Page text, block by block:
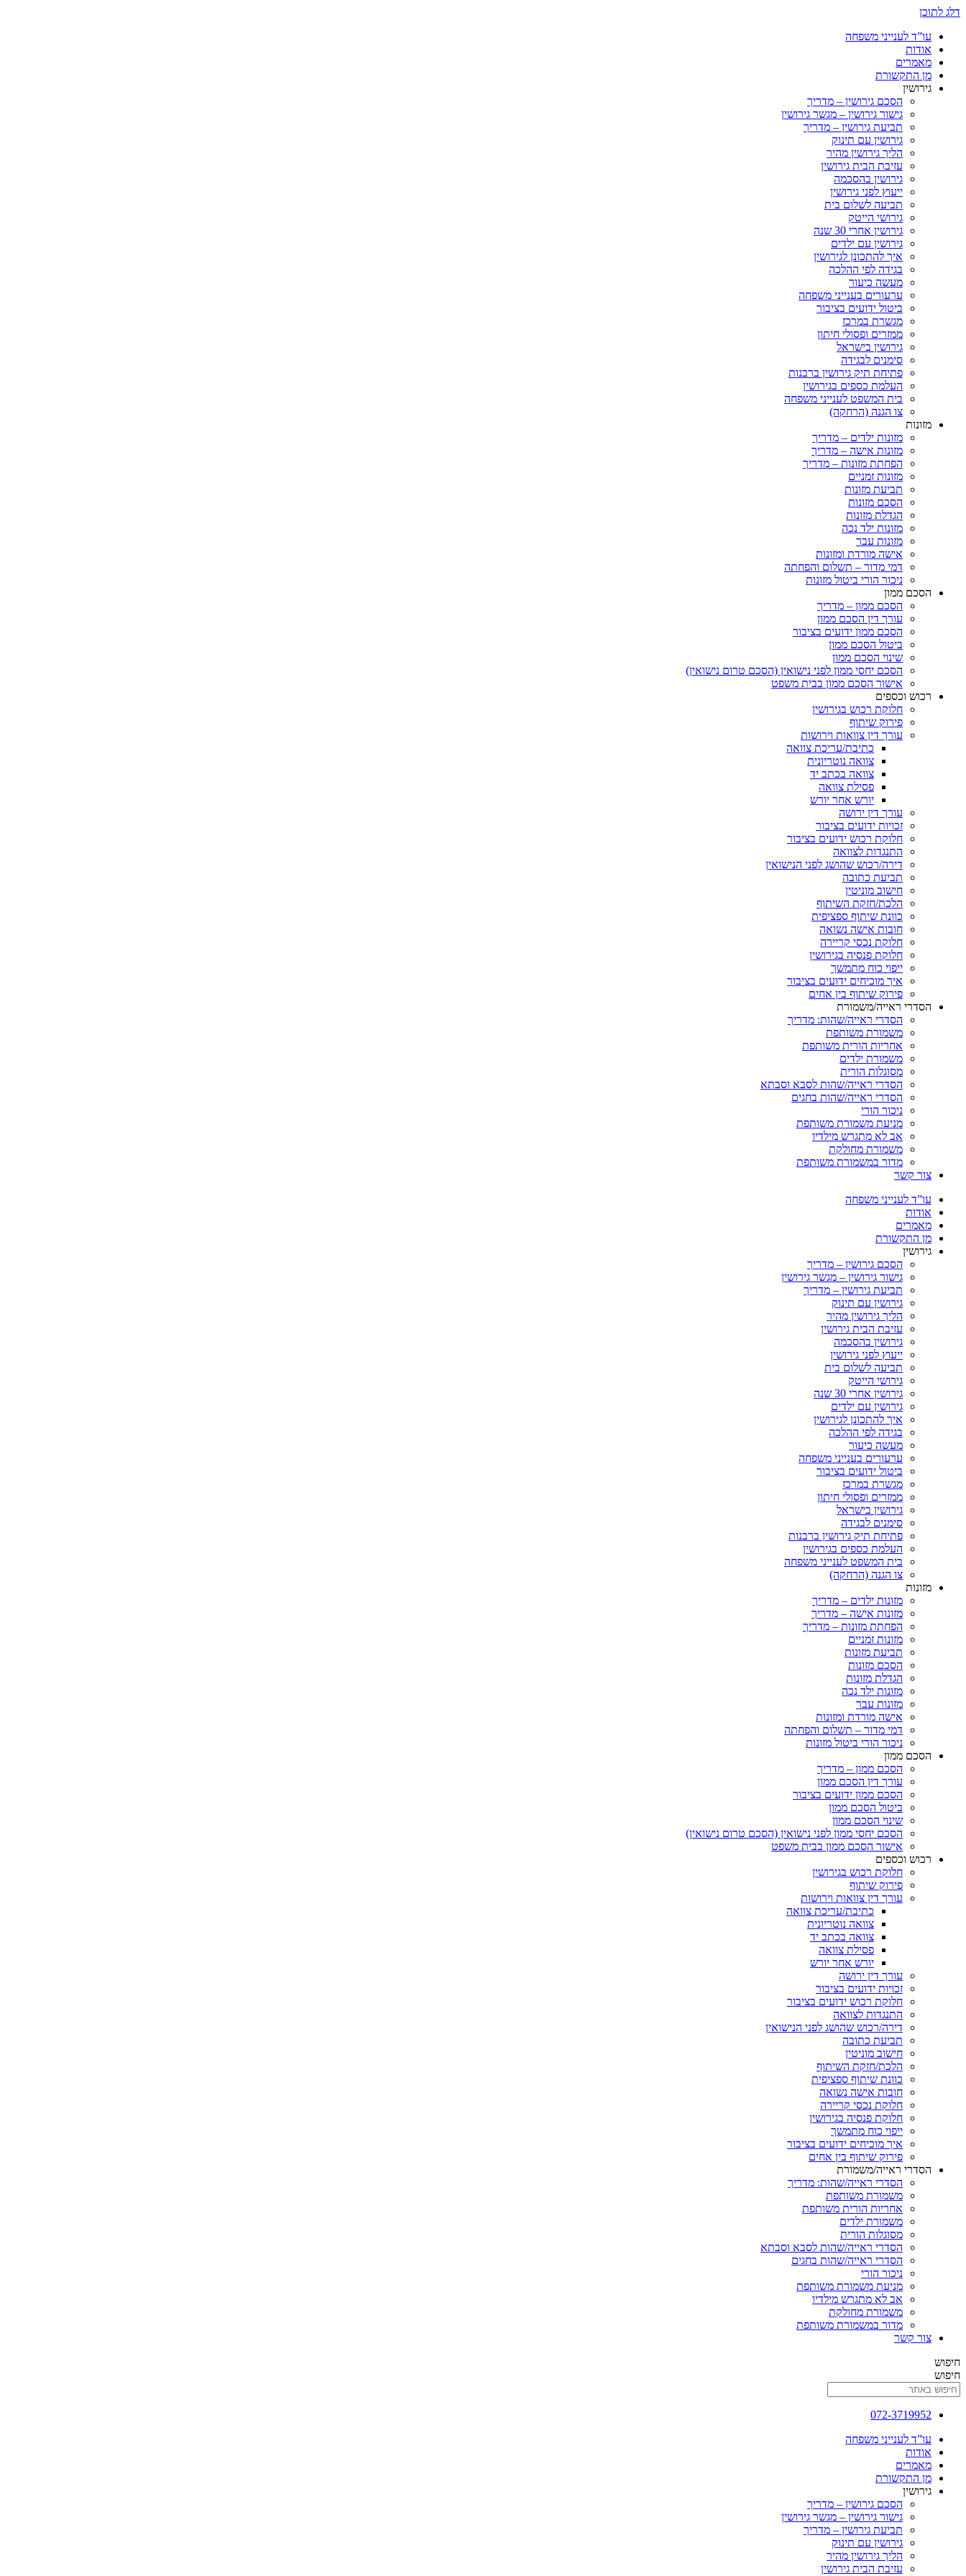
דלג לתוכן
עו”ד לענייני משפחה
אודות
מאמרים
מן התקשורת
גירושין
הסכם גירושין – מדריך
גישור גירושין – מגשר גירושין
תביעת גירושין – מדריך
גירושין עם תינוק
הליך גירושין מהיר
עזיבת הבית גירושין
גירושין בהסכמה
ייעוץ לפני גירושין
תביעה לשלום בית
גירושי הייטק
גירושין אחרי 30 שנה
גירושין עם ילדים
איך להתכונן לגירושין
בגידה לפי ההלכה
מעשה כיעור
ערעורים בענייני משפחה
ביטול ידועים בציבור
מגשרת במרכז
ממזרים ופסולי חיתון
גירושין בישראל
סימנים לבגידה
פתיחת תיק גירושין ברבנות
העלמת כספים בגירושין
בית המשפט לענייני משפחה
צו הגנה (הרחקה)
מזונות
מזונות ילדים – מדריך
מזונות אישה – מדריך
הפחתת מזונות – מדריך
מזונות זמניים
תביעת מזונות
הסכם מזונות
הגדלת מזונות
מזונות ילד נכה
מזונות עבר
אישה מורדת ומזונות
דמי מדור – תשלום והפחתה
ניכור הורי ביטול מזונות
הסכם ממון
הסכם ממון – מדריך
עורך דין הסכם ממון
הסכם ממון ידועים בציבור
ביטול הסכם ממון
שינוי הסכם ממון
הסכם יחסי ממון לפני נישואין (הסכם טרום נישואין)
אישור הסכם ממון בבית משפט
רכוש וכספים
חלוקת רכוש בגירושין
פירוק שיתוף
עורך דין צוואות וירושות
כתיבת/עריכת צוואה
צוואה נוטריונית
צוואה בכתב יד
פסילת צוואה
יורש אחר יורש
עורך דין ירושה
זכויות ידועים בציבור
חלוקת רכוש ידועים בציבור
התנגדות לצוואה
דירה/רכוש שהושג לפני הנישואין
תביעת כתובה
חישוב מוניטין
הלכת/חזקת השיתוף
כוונת שיתוף ספציפית
חובות אישה נשואה
חלוקת נכסי קריירה
חלוקת פנסיה בגירושין
ייפוי כוח מתמשך
איך מוכיחים ידועים בציבור
פירוק שיתוף בין אחים
הסדרי ראייה/משמורת
הסדרי ראייה/שהות: מדריך
משמורת משותפת
אחריות הורית משותפת
משמורת ילדים
מסוגלות הורית
הסדרי ראייה/שהות לסבא וסבתא
הסדרי ראייה/שהות בחגים
ניכור הורי
מניעת משמורת משותפת
אב לא מתגרש מילדיו
משמורת מחולקת
מדור במשמורת משותפת
צור קשר
עו”ד לענייני משפחה
אודות
מאמרים
מן התקשורת
גירושין
הסכם גירושין – מדריך
גישור גירושין – מגשר גירושין
תביעת גירושין – מדריך
גירושין עם תינוק
הליך גירושין מהיר
עזיבת הבית גירושין
גירושין בהסכמה
ייעוץ לפני גירושין
תביעה לשלום בית
גירושי הייטק
גירושין אחרי 30 שנה
גירושין עם ילדים
איך להתכונן לגירושין
בגידה לפי ההלכה
מעשה כיעור
ערעורים בענייני משפחה
ביטול ידועים בציבור
מגשרת במרכז
ממזרים ופסולי חיתון
גירושין בישראל
סימנים לבגידה
פתיחת תיק גירושין ברבנות
העלמת כספים בגירושין
בית המשפט לענייני משפחה
צו הגנה (הרחקה)
מזונות
מזונות ילדים – מדריך
מזונות אישה – מדריך
הפחתת מזונות – מדריך
מזונות זמניים
תביעת מזונות
הסכם מזונות
הגדלת מזונות
מזונות ילד נכה
מזונות עבר
אישה מורדת ומזונות
דמי מדור – תשלום והפחתה
ניכור הורי ביטול מזונות
הסכם ממון
הסכם ממון – מדריך
עורך דין הסכם ממון
הסכם ממון ידועים בציבור
ביטול הסכם ממון
שינוי הסכם ממון
הסכם יחסי ממון לפני נישואין (הסכם טרום נישואין)
אישור הסכם ממון בבית משפט
רכוש וכספים
חלוקת רכוש בגירושין
פירוק שיתוף
עורך דין צוואות וירושות
כתיבת/עריכת צוואה
צוואה נוטריונית
צוואה בכתב יד
פסילת צוואה
יורש אחר יורש
עורך דין ירושה
זכויות ידועים בציבור
חלוקת רכוש ידועים בציבור
התנגדות לצוואה
דירה/רכוש שהושג לפני הנישואין
תביעת כתובה
חישוב מוניטין
הלכת/חזקת השיתוף
כוונת שיתוף ספציפית
חובות אישה נשואה
חלוקת נכסי קריירה
חלוקת פנסיה בגירושין
ייפוי כוח מתמשך
איך מוכיחים ידועים בציבור
פירוק שיתוף בין אחים
הסדרי ראייה/משמורת
הסדרי ראייה/שהות: מדריך
משמורת משותפת
אחריות הורית משותפת
משמורת ילדים
מסוגלות הורית
הסדרי ראייה/שהות לסבא וסבתא
הסדרי ראייה/שהות בחגים
ניכור הורי
מניעת משמורת משותפת
אב לא מתגרש מילדיו
משמורת מחולקת
מדור במשמורת משותפת
צור קשר
חיפוש
חיפוש
072-3719952
עו”ד לענייני משפחה
אודות
מאמרים
מן התקשורת
גירושין
הסכם גירושין – מדריך
גישור גירושין – מגשר גירושין
תביעת גירושין – מדריך
גירושין עם תינוק
הליך גירושין מהיר
עזיבת הבית גירושין